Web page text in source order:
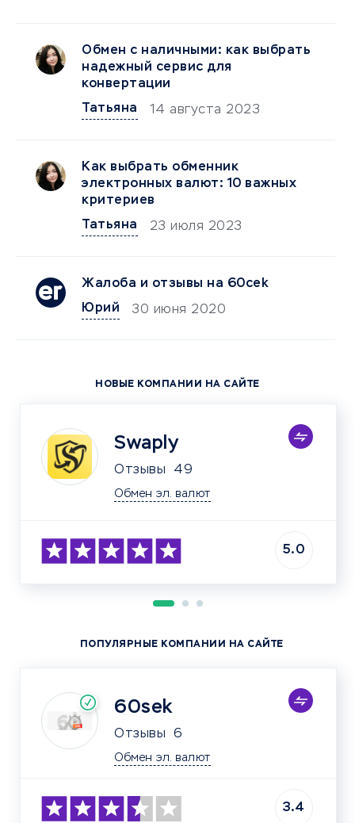
Обмен с наличными: как выбрать
надежный сервис для
конвертации
Татьяна
14 августа 2023
Как выбрать обменник
электронных валют: 10 важных
критериев
Татьяна
23 июля 2023
Жалоба и отзывы на 60cek
Юрий
30 июня 2020
НОВЫЕ КОМПАНИИ НА САЙТЕ
Swaply
Отзывы 49
Обмен эл. валют
5.0
ПОПУЛЯРНЫЕ КОМПАНИИ НА САЙТЕ
60sek
Отзывы 6
Обмен эл. валют
3.4